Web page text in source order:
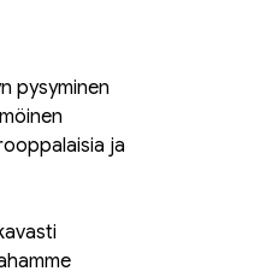
pysyminen
ja